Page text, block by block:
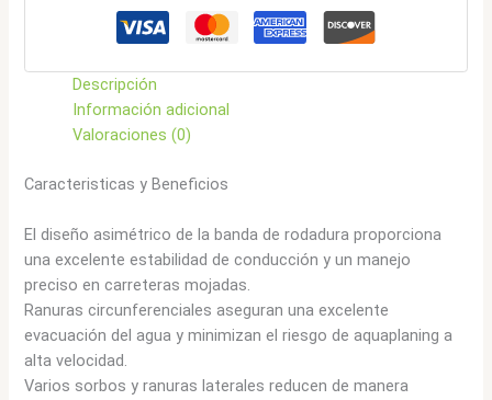
Descripción
Información adicional
Valoraciones (0)
Caracteristicas y Beneficios
El diseño asimétrico de la banda de rodadura proporciona
una excelente estabilidad de conducción y un manejo
preciso en carreteras mojadas.
Ranuras circunferenciales aseguran una excelente
evacuación del agua y minimizan el riesgo de aquaplaning a
alta velocidad.
Varios sorbos y ranuras laterales reducen de manera